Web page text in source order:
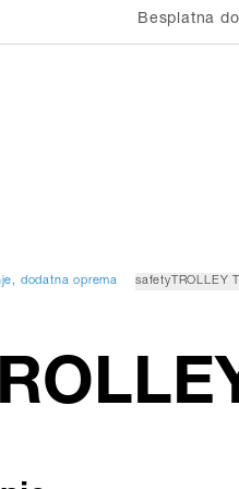
Besplatna
dodatna oprema safetyTROLLEY